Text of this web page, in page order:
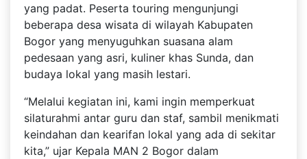
yang padat. Peserta touring mengunjungi
beberapa desa wisata di wilayah Kabupaten
Bogor yang menyuguhkan suasana alam
pedesaan yang asri, kuliner khas Sunda, dan
budaya lokal yang masih lestari.
“Melalui kegiatan ini, kami ingin memperkuat
silaturahmi antar guru dan staf, sambil menikmati
keindahan dan kearifan lokal yang ada di sekitar
kita,” ujar Kepala MAN 2 Bogor dalam